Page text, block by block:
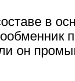
в
он